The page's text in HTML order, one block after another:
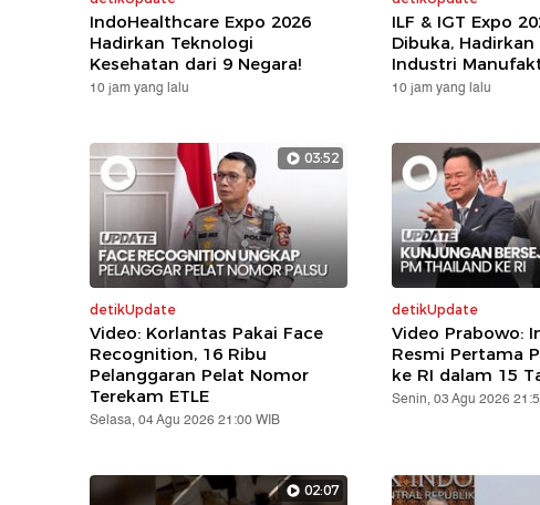
IndoHealthcare Expo 2026
Hadirkan Teknologi
Kesehatan dari 9 Negara!
10 jam yang lalu
ILF & IGT Expo
Dibuka, Hadirkan
Industri
10 jam yang lalu
03:52
detikUpdate
Video: Korlantas Pakai Face
Recognition, 16 Ribu
Pelanggaran Pelat Nomor
Terekam ETLE
Selasa, 04 Agu 2026 21:00 WIB
detikUpdate
Video Prabowo:
Resmi Pertama
ke RI dalam 15
Senin, 03 Agu 2026
02:07